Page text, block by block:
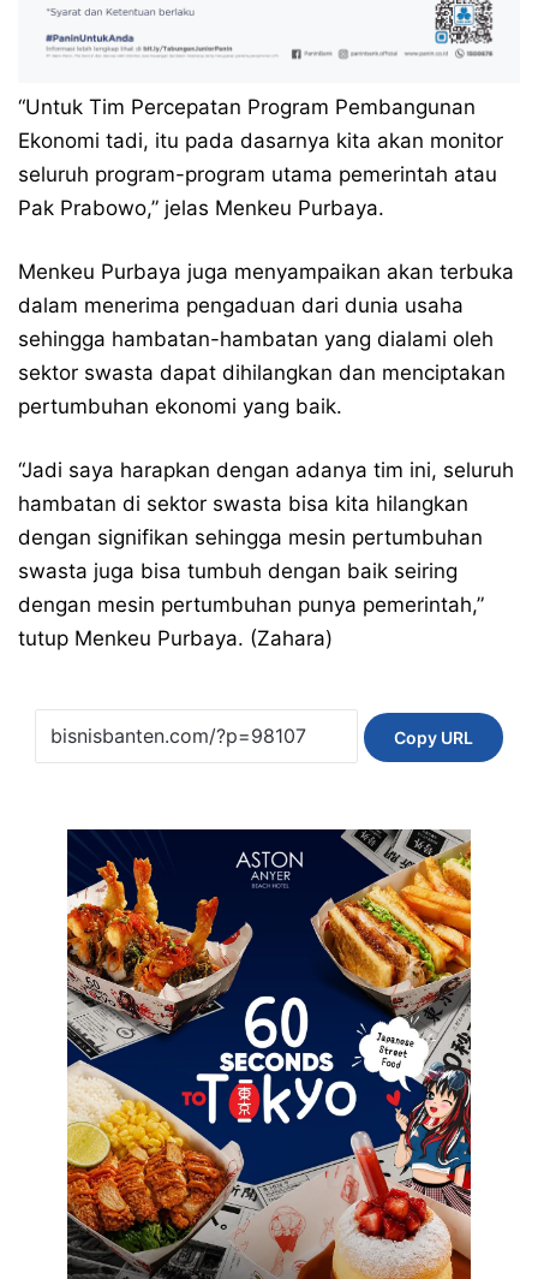
“Untuk Tim Percepatan Program Pembangunan
Ekonomi tadi, itu pada dasarnya kita akan monitor
seluruh program-program utama pemerintah atau
Pak Prabowo,” jelas Menkeu Purbaya.
Menkeu Purbaya juga menyampaikan akan terbuka
dalam menerima pengaduan dari dunia usaha
sehingga hambatan-hambatan yang dialami oleh
sektor swasta dapat dihilangkan dan menciptakan
pertumbuhan ekonomi yang baik.
“Jadi saya harapkan dengan adanya tim ini, seluruh
hambatan di sektor swasta bisa kita hilangkan
dengan signifikan sehingga mesin pertumbuhan
swasta juga bisa tumbuh dengan baik seiring
dengan mesin pertumbuhan punya pemerintah,”
tutup Menkeu Purbaya. (Zahara)
Copy URL